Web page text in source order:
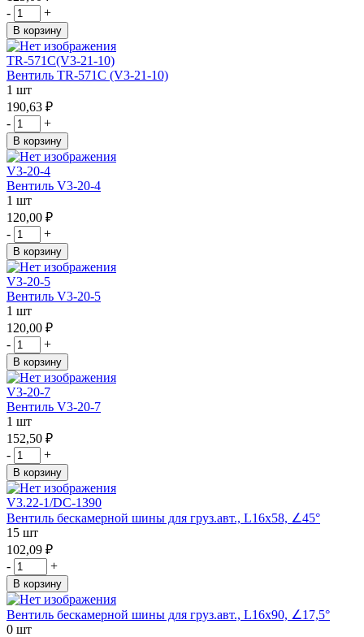
-
+
В корзину
TR-571С(V3-21-10)
Вентиль TR-571С (V3-21-10)
1 шт
190,63 ₽
-
+
В корзину
V3-20-4
Вентиль V3-20-4
1 шт
120,00 ₽
-
+
В корзину
V3-20-5
Вентиль V3-20-5
1 шт
120,00 ₽
-
+
В корзину
V3-20-7
Вентиль V3-20-7
1 шт
152,50 ₽
-
+
В корзину
V3.22-1/DC-1390
Вентиль бескамерной шины для груз.авт., L16х58, ∠45°
15 шт
102,09 ₽
-
+
В корзину
Вентиль бескамерной шины для груз.авт., L16х90, ∠17,5°
0 шт